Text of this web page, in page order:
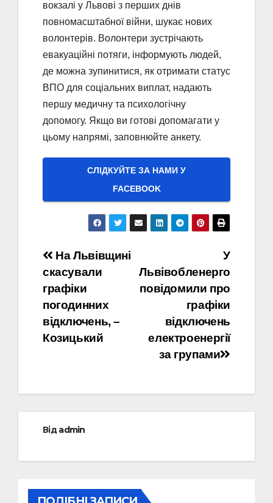
вокзалі у Львові з перших днів
повномасштабної війни, шукає нових
волонтерів. Волонтери зустрічають
евакуаційні потяги, інформують людей,
де можна зупинитися, як отримати статус
ВПО для соціальних виплат, надають
першу медичну та психологічну
допомогу. Якщо ви готові допомагати у
цьому напрямі, заповнюйте анкету.
СЛІДКУЙТЕ ЗА НАМИ У
FACEBOOK
Навігація
записів
У
Львівобленерго
повідомили про
графіки
відключень
електроенергії
за групами
На Львівщині
скасували
графіки
погодинних
відключень, –
Козицький
Відadmin